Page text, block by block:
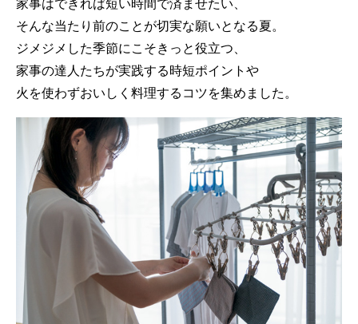
家事はできれば短い時間で済ませたい、
そんな当たり前のことが切実な願いとなる夏。
ジメジメした季節にこそきっと役立つ、
家事の達人たちが実践する時短ポイントや
火を使わずおいしく料理するコツを集めました。